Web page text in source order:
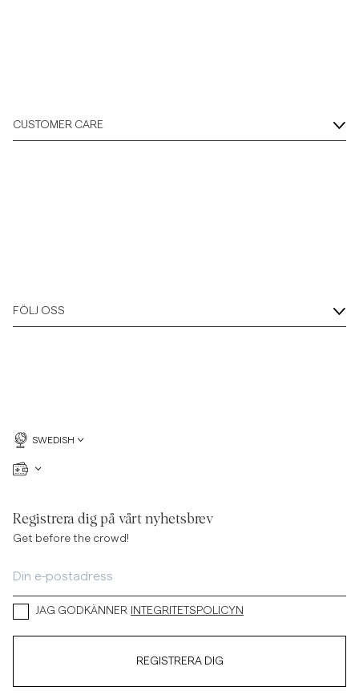
CUSTOMER CARE
FÖLJ OSS
SWEDISH
Registrera dig på vårt nyhetsbrev
Get before the crowd!
JAG GODKÄNNER INTEGRITETSPOLICYN
REGISTRERA DIG